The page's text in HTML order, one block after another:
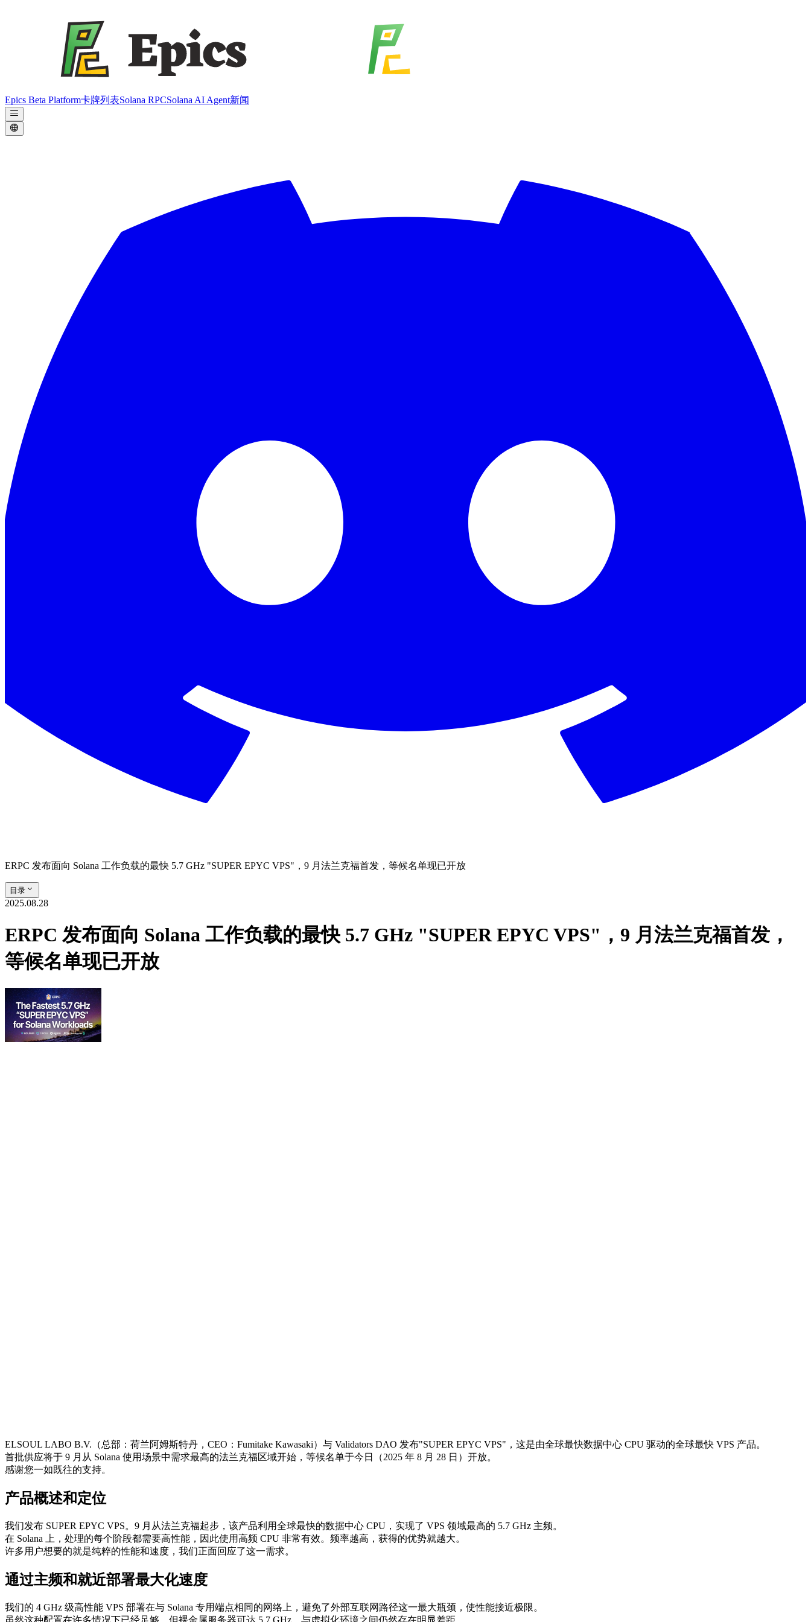
Epics Beta Platform卡牌列表Solana RPCSolana AI Agent新闻
ERPC 发布面向 Solana 工作负载的最快 5.7 GHz "SUPER EPYC VPS"，9 月法兰克福首发，等候名单现已开放
目录
2025.08.28
ERPC 发布面向 Solana 工作负载的最快 5.7 GHz "SUPER EPYC VPS"，9 月法兰克福首发，
等候名单现已开放
ELSOUL LABO B.V.（总部：荷兰阿姆斯特丹，CEO：Fumitake Kawasaki）与 Validators DAO 发布"SUPER EPYC VPS"，这是由全球最快数据中心 CPU 驱动的全球最快 VPS 产品。
首批供应将于 9 月从 Solana 使用场景中需求最高的法兰克福区域开始，等候名单于今日（2025 年 8 月 28 日）开放。
感谢您一如既往的支持。
产品概述和定位
我们发布 SUPER EPYC VPS。9 月从法兰克福起步，该产品利用全球最快的数据中心 CPU，实现了 VPS 领域最高的 5.7 GHz 主频。
在 Solana 上，处理的每个阶段都需要高性能，因此使用高频 CPU 非常有效。频率越高，获得的优势就越大。
许多用户想要的就是纯粹的性能和速度，我们正面回应了这一需求。
通过主频和就近部署最大化速度
我们的 4 GHz 级高性能 VPS 部署在与 Solana 专用端点相同的网络上，避免了外部互联网路径这一最大瓶颈，使性能接近极限。
虽然这种配置在许多情况下已经足够，但裸金属服务器可达 5.7 GHz，与虚拟化环境之间仍然存在明显差距。